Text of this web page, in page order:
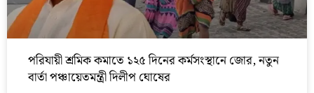
পরিযায়ী শ্রমিক কমাতে ১২৫ দিনের কর্মসংস্থানে জোর, নতুন
বার্তা পঞ্চায়েতমন্ত্রী দিলীপ ঘোষের